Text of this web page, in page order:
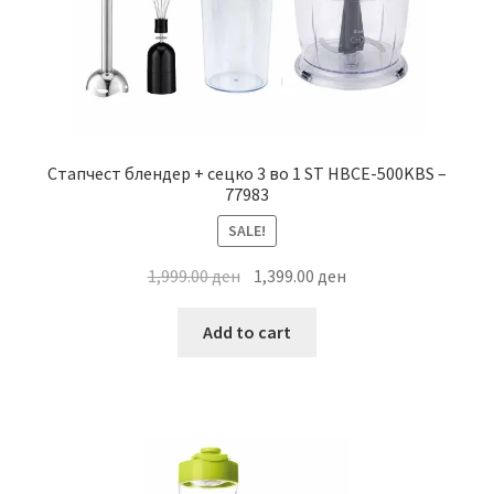
Стапчест блендер + сецко 3 во 1 ST HBCE-500KBS –
77983
SALE!
1,999.00ден Original
was:
1,399.00ден
Add to cart